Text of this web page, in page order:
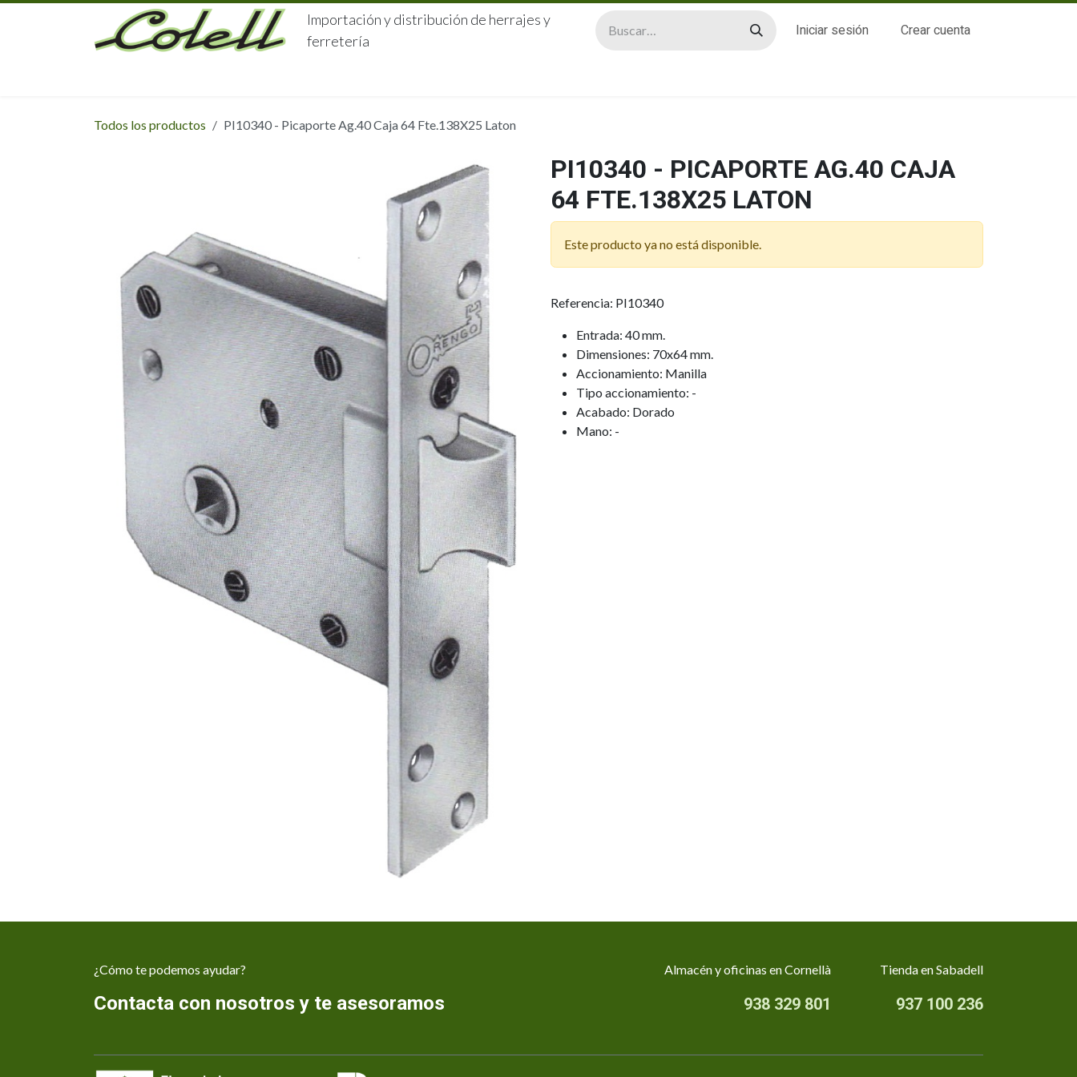
Ir al contenido
Importación y distribución de herrajes y
ferretería
Iniciar sesión Crear cuenta
Todos los productos PI10340 - Picaporte Ag.40 Caja 64 Fte.138X25 Laton
PI10340 - PICAPORTE AG.40 CAJA
64 FTE.138X25 LATON
Este producto ya no está disponible.
Referencia: PI10340
Entrada: 40 mm.
Dimensiones: 70x64 mm.
Accionamiento: Manilla
Tipo accionamiento: -
Acabado: Dorado
Mano: -
¿Cómo te podemos ayudar?
Contacta con nosotros y te asesoramos
Almacén y oficinas en Cornellà
938 329 801
Tienda en Sabadell
937 100 236